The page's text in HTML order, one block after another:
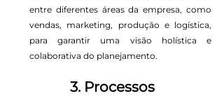
entre diferentes áreas da empresa, como
vendas, marketing, produção e logística,
para garantir uma visão holística e
colaborativa do planejamento.
3. Processos